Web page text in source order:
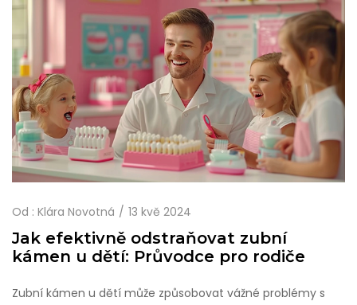
Od : Klára Novotná 13 kvě 2024
Jak efektivně odstraňovat zubní
kámen u dětí: Průvodce pro rodiče
Zubní kámen u dětí může způsobovat vážné problémy s